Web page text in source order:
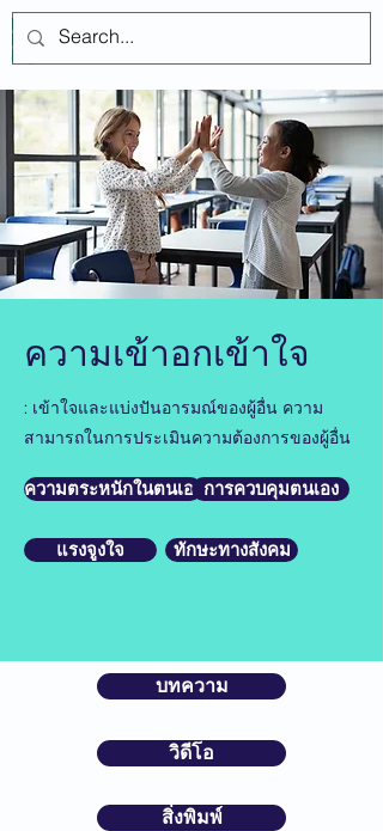
ความเข้าอกเข้าใจ
: เข้าใจและแบ่งปันอารมณ์ของผู้อื่น ความ
สามารถในการประเมินความต้องการของผู้อื่น
ความตระหนักในตนเอง การควบคุมตนเอง
แรงจูงใจ ทักษะทางสังคม
บทความ
วิดีโอ
สิ่งพิมพ์